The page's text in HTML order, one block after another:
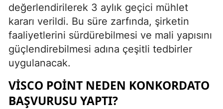
değerlendirilerek 3 aylık geçici mühlet
kararı verildi. Bu süre zarfında, şirketin
faaliyetlerini sürdürebilmesi ve mali yapısını
güçlendirebilmesi adına çeşitli tedbirler
uygulanacak.
VISCO POINT NEDEN KONKORDATO
BAŞVURUSU YAPTI?